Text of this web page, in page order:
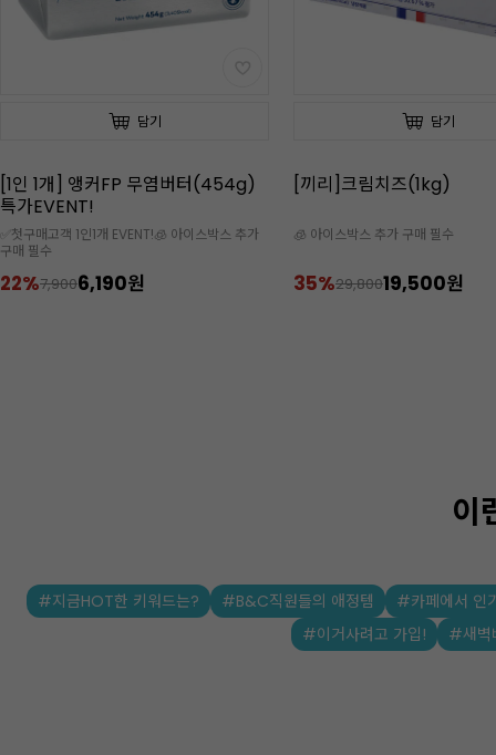
담기
[1인 1개] 앵커FP 무염버터(454g)
특가EVENT!
✅첫구매고객 1인1개 EVENT!🧊 아이스박스 추가
구매 필수
22%7,9006,190원
담기
[끼리]크림치즈(1kg)
🧊 아이스박스 추가 구매 필수
35%29,80019,500원
이
#지금HOT한 키워드는? #B&C직원들의 애정템
#카페에서 인
#이거사려고 가입!
#새벽